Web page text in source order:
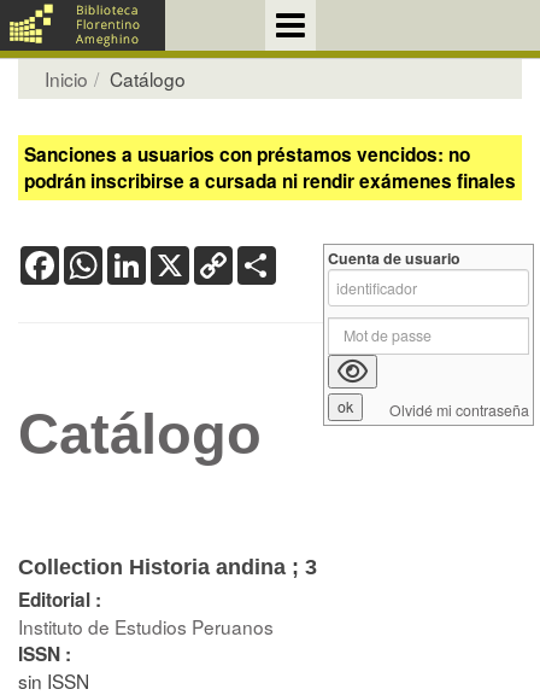
Inicio Catálogo
Sanciones a usuarios con préstamos vencidos: no
podrán inscribirse a cursada ni rendir exámenes finales
FacebookWhatsApp
LinkedIn
X Copy
Link
Catálogo
Collection Historia andina ; 3
Editorial :
Instituto de Estudios Peruanos
ISSN :
sin ISSN
Cuenta de usuario
Olvidé mi contraseña